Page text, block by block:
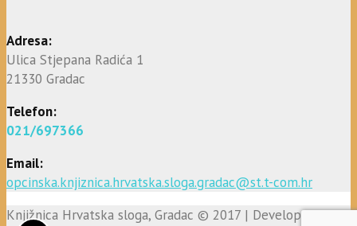
Adresa:
Ulica Stjepana Radića 1
21330 Gradac
Telefon:
021/697366
Email:
opcinska.knjiznica.hrvatska.sloga.gradac@st.t-com.hr
Knjižnica Hrvatska sloga, Gradac © 2017 | Developed by